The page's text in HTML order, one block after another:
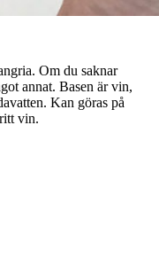
Om du saknar
annat. Basen är vin,
Kan göras på
vin.